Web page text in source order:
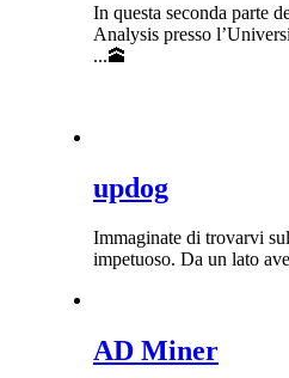
In questa seconda parte
Analysis presso
...🕋
updog
Immaginate di trovarvi
impetuoso. Da un lato
AD Miner